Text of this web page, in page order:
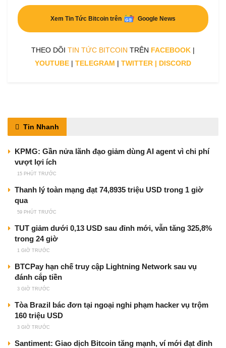
Xem Tin Tức Bitcoin trên Google News
THEO DÕI TIN TỨC BITCOIN TRÊN FACEBOOK |
YOUTUBE | TELEGRAM | TWITTER | DISCORD
Tin Nhanh
KPMG: Gần nửa lãnh đạo giảm dùng AI agent vì chi phí
vượt lợi ích
15 PHÚT TRƯỚC
Thanh lý toàn mạng đạt 74,8935 triệu USD trong 1 giờ
qua
59 PHÚT TRƯỚC
TUT giảm dưới 0,13 USD sau đỉnh mới, vẫn tăng 325,8%
trong 24 giờ
1 GIỜ TRƯỚC
BTCPay hạn chế truy cập Lightning Network sau vụ
đánh cắp tiền
3 GIỜ TRƯỚC
Tòa Brazil bác đơn tại ngoại nghi phạm hacker vụ trộm
160 triệu USD
3 GIỜ TRƯỚC
Santiment: Giao dịch Bitcoin tăng mạnh, ví mới đạt đỉnh